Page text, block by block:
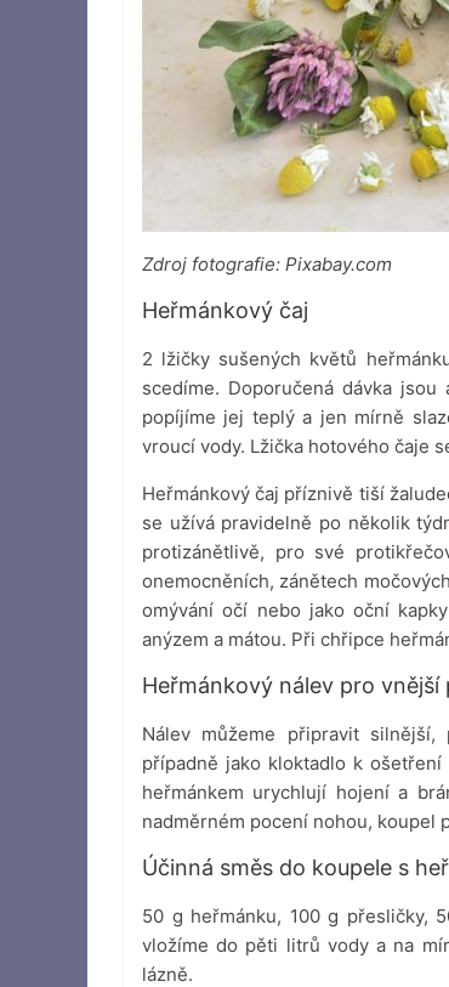
Zdroj fotografie: Pixabay.com
Heřmánkový čaj
2 lžičky sušených květů
scedíme. Doporučená dávka
popíjíme jej teplý a jen mírně
vroucí vody. Lžička hotového čaje
Heřmánkový čaj příznivě tiší
se užívá pravidelně po několik
protizánětlivě, pro své
onemocněních, zánětech
omývání očí nebo jako oční
anýzem a mátou. Při chřipce
Heřmánkový nálev pro vnější
Nálev můžeme připravit silnější,
případně jako kloktadlo k
heřmánkem urychlují hojení a
nadměrném pocení nohou, koupel
Účinná směs do koupele s
50 g heřmánku, 100 g přesličky,
vložíme do pěti litrů vody a na
lázně.